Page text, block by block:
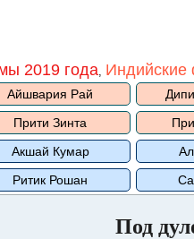
2019 года,
Айшвария Рай
Прити Зинта
Акшай Кумар
Ритик Рошан
Под